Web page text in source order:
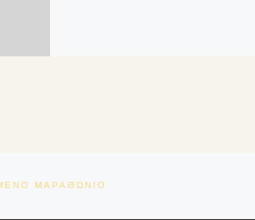
ΜΑΡΑΘΩΝΙΟ